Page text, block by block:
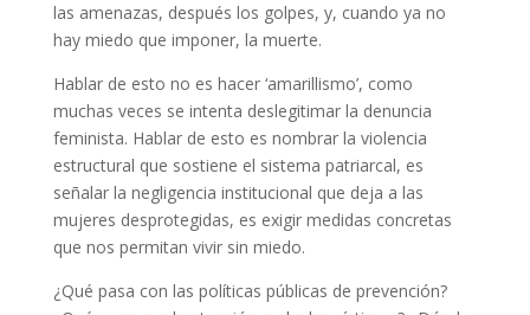
las amenazas, después los golpes, y, cuando ya no
hay miedo que imponer, la muerte.
Hablar de esto no es hacer ‘amarillismo’, como
muchas veces se intenta deslegitimar la denuncia
feminista. Hablar de esto es nombrar la violencia
estructural que sostiene el sistema patriarcal, es
señalar la negligencia institucional que deja a las
mujeres desprotegidas, es exigir medidas concretas
que nos permitan vivir sin miedo.
¿Qué pasa con las políticas públicas de prevención?